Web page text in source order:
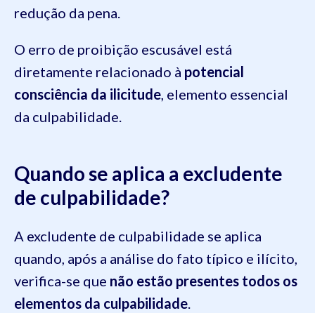
redução da pena.
O erro de proibição escusável está
diretamente relacionado à potencial
consciência da ilicitude, elemento essencial
da culpabilidade.
Quando se aplica a excludente
de culpabilidade?
A excludente de culpabilidade se aplica
quando, após a análise do fato típico e ilícito,
verifica-se que não estão presentes todos os
elementos da culpabilidade.